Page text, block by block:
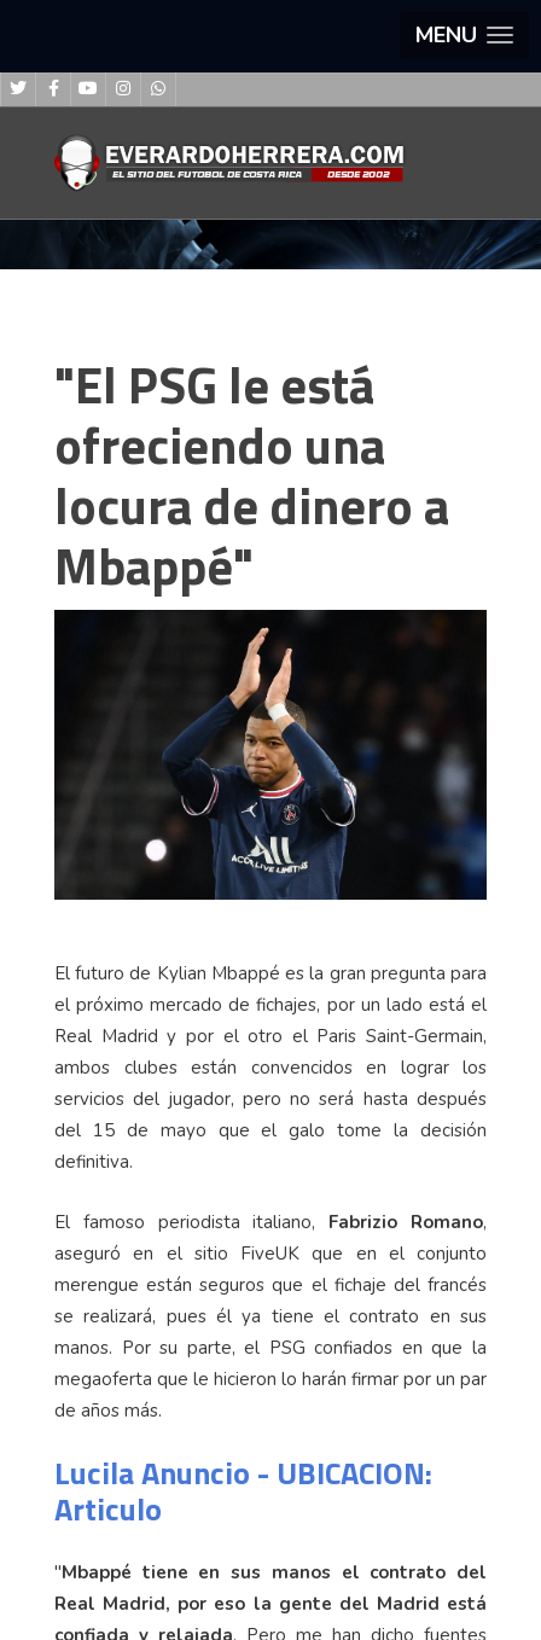
MENU
"El PSG le está
ofreciendo una
locura de dinero a
Mbappé"
El futuro de Kylian Mbappé es la gran pregunta para
el próximo mercado de fichajes, por un lado está el
Real Madrid y por el otro el Paris Saint-Germain,
ambos clubes están convencidos en lograr los
servicios del jugador, pero no será hasta después
del 15 de mayo que el galo tome la decisión
definitiva.
El famoso periodista italiano, Fabrizio Romano,
aseguró en el sitio FiveUK que en el conjunto
merengue están seguros que el fichaje del francés
se realizará, pues él ya tiene el contrato en sus
manos. Por su parte, el PSG confiados en que la
megaoferta que le hicieron lo harán firmar por un par
de años más.
Lucila Anuncio - UBICACION:
Articulo
"Mbappé tiene en sus manos el contrato del
Real Madrid, por eso la gente del Madrid está
confiada y relajada. Pero me han dicho fuentes